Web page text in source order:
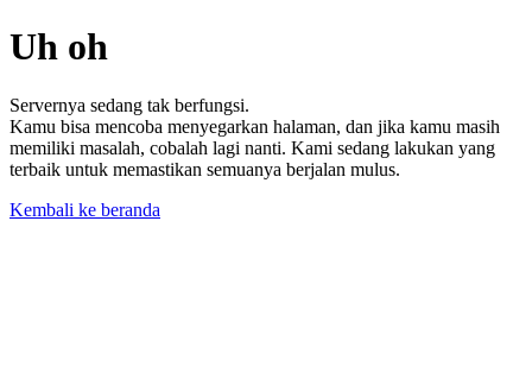
Uh oh
Servernya sedang tak berfungsi.
Kamu bisa mencoba menyegarkan halaman, dan jika kamu masih
memiliki masalah, cobalah lagi nanti. Kami sedang lakukan yang
terbaik untuk memastikan semuanya berjalan mulus.
Kembali ke beranda